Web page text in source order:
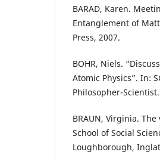
BARAD, Karen.
Entanglement of
Press, 2007.
BOHR, Niels.
Atomic Physics”. In:
Philosopher-
BRAUN, Virginia.
School of Social
Loughborough,